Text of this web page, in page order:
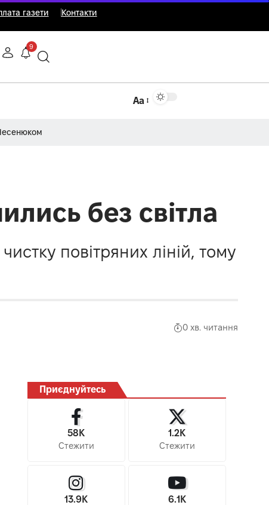
газети Контакти
9
Аа
без світла
повітряних ліній, тому
0 хв. читання
Приєднуйтесь
58K
Стежити
1.2K
Стежити
13.9K 6.1K